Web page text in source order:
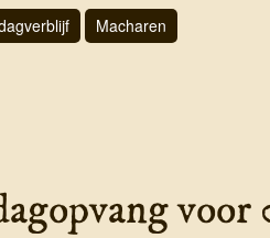
Macharen
voor